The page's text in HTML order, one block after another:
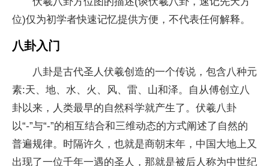
位)仅为初学者快速记忆提供方便，不代表任何解释。
八卦入门
八卦是古代圣人伏羲创造的一个传说，包含八种元
素:天、地、水、火、风、雷、山和泽。自从傅创立八
卦以来，人类最早的自然科学就产生了。伏羲八卦
以“-”与“-”的相互结合和三维动态的方式阐述了自然的
普遍规律。时隔许久，也就是商朝末年，中国大地上又
出现了一位千年一遇的圣人，那就是被后人称为中世纪